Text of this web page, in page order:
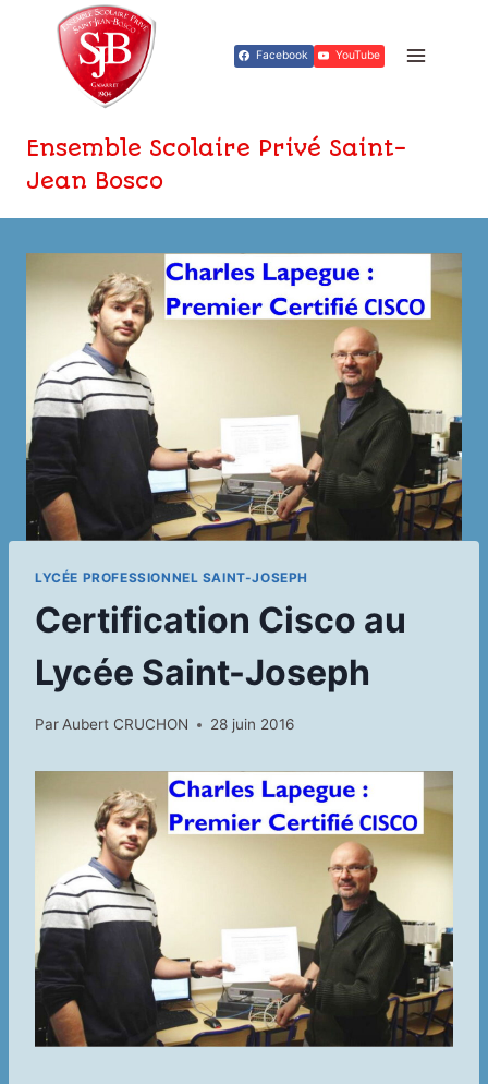
contenu
Facebook YouTube
Ensemble Scolaire Privé Saint-
Jean Bosco
LYCÉE PROFESSIONNEL SAINT-JOSEPH
Certification Cisco au
Lycée Saint-Joseph
ParAubert CRUCHON 28 juin 2016